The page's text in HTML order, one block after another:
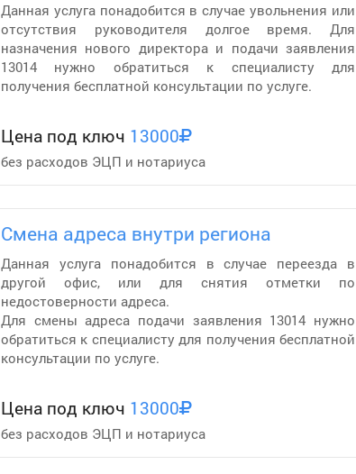
Данная услуга понадобится в случае увольнения или
отсутствия руководителя долгое время. Для
назначения нового директора и подачи заявления
13014 нужно обратиться к специалисту для
получения бесплатной консультации по услуге.
Цена под ключ 13000
без расходов ЭЦП и нотариуса
Смена адреса внутри региона
Данная услуга понадобится в случае переезда в
другой офис, или для снятия отметки по
недостоверности адреса.
Для смены адреса подачи заявления 13014 нужно
обратиться к специалисту для получения бесплатной
консультации по услуге.
Цена под ключ 13000
без расходов ЭЦП и нотариуса